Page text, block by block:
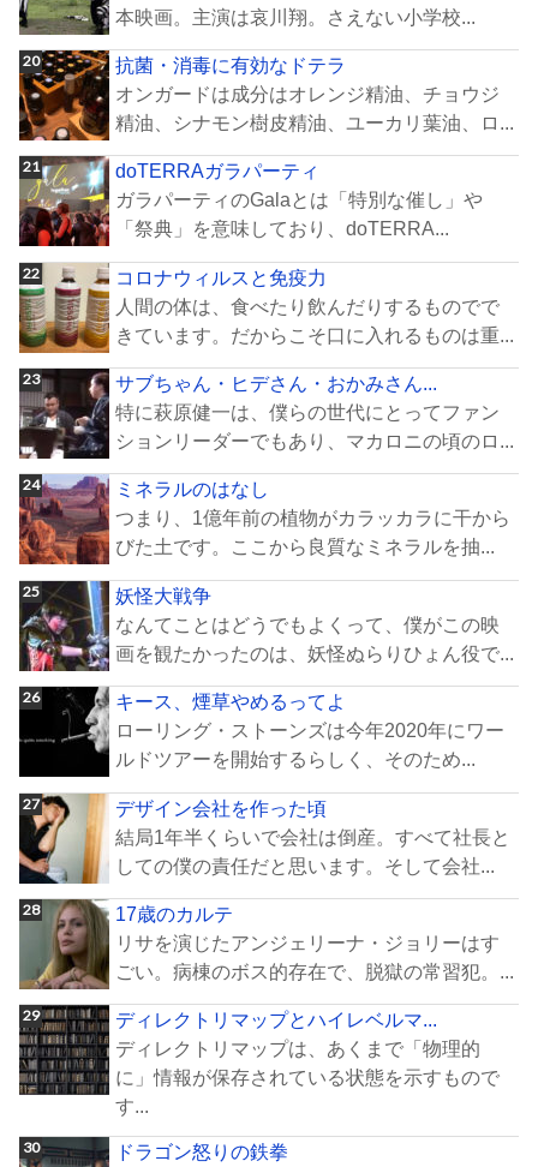
本映画。主演は哀川翔。さえない小学校...
抗菌・消毒に有効なドテラ
オンガードは成分はオレンジ精油、チョウジ
精油、シナモン樹皮精油、ユーカリ葉油、ロ...
doTERRAガラパーティ
ガラパーティのGalaとは「特別な催し」や
「祭典」を意味しており、doTERRA...
コロナウィルスと免疫力
人間の体は、食べたり飲んだりするものでで
きています。だからこそ口に入れるものは重...
サブちゃん・ヒデさん・おかみさん...
特に萩原健一は、僕らの世代にとってファン
ションリーダーでもあり、マカロニの頃のロ...
ミネラルのはなし
つまり、1億年前の植物がカラッカラに干から
びた土です。ここから良質なミネラルを抽...
妖怪大戦争
なんてことはどうでもよくって、僕がこの映
画を観たかったのは、妖怪ぬらりひょん役で...
キース、煙草やめるってよ
ローリング・ストーンズは今年2020年にワー
ルドツアーを開始するらしく、そのため...
デザイン会社を作った頃
結局1年半くらいで会社は倒産。すべて社長と
しての僕の責任だと思います。そして会社...
17歳のカルテ
リサを演じたアンジェリーナ・ジョリーはす
ごい。病棟のボス的存在で、脱獄の常習犯。...
ディレクトリマップとハイレベルマ...
ディレクトリマップは、あくまで「物理的
に」情報が保存されている状態を示すもので
す...
ドラゴン怒りの鉄拳